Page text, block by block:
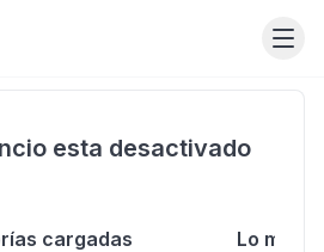
esta desactivado
cargadas Lo más